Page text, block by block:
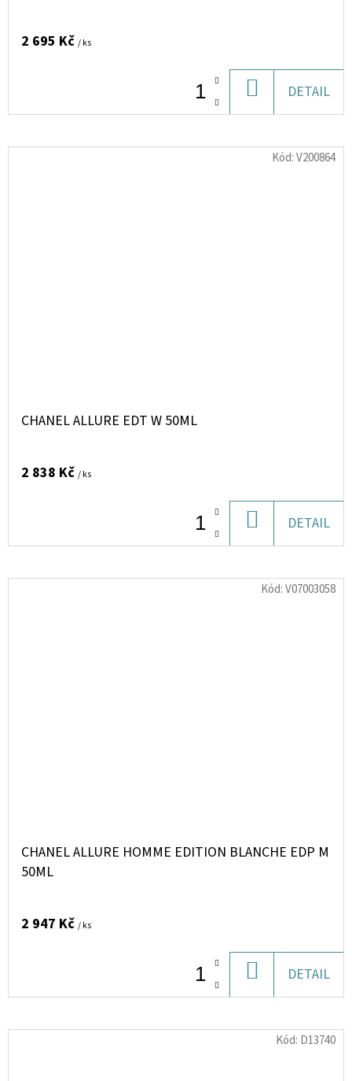
2 695 Kč / ks
KOŠÍKU
DETAIL
CHANEL ALLURE EDT W 50ML
2 838 Kč / ks
KOŠÍKU
DETAIL
Kód:V200864
CHANEL ALLURE HOMME EDITION BLANCHE EDP M
50ML
2 947 Kč / ks
KOŠÍKU
DETAIL
Kód:V07003058
Kód: D13740